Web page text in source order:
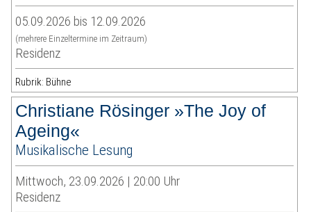
05.09.2026 bis 12.09.2026
(mehrere Einzeltermine im Zeitraum)
Residenz
Rubrik: Bühne
Christiane Rösinger »The Joy of
Ageing«
Musikalische Lesung
Mittwoch, 23.09.2026 | 20:00 Uhr
Residenz